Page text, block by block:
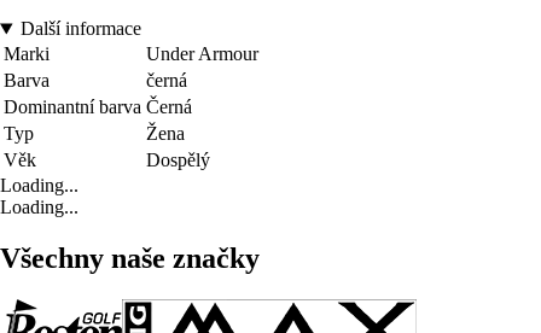
Další informace
Marki
Under Armour
Barva
černá
Dominantní barva Černá
Typ
Žena
Věk
Dospělý
Loading...
Loading...
Všechny naše značky